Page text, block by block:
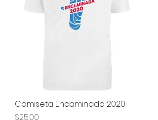
Camiseta Encaminada 2020
Precio
$25.00